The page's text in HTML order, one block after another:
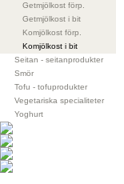
Getmjölkost förp.
Getmjölkost i bit
Komjölkost förp.
Komjölkost i bit
Seitan - seitanprodukter
Smör
Tofu - tofuprodukter
Vegetariska specialiteter
Yoghurt